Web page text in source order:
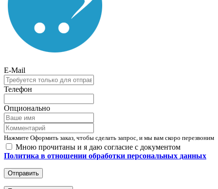
E-Mail
Телефон
Опционально
Нажмите Оформить заказ, чтобы сделать запрос, и мы вам скоро перезвоним
Мною прочитаны и я даю согласие с документом
Политика в отношении обработки персональных данных
Отправить